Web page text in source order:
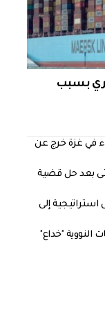
بسبب
في غزة خرج عن
بعد حل قضية
إلى
النووية "خداع"